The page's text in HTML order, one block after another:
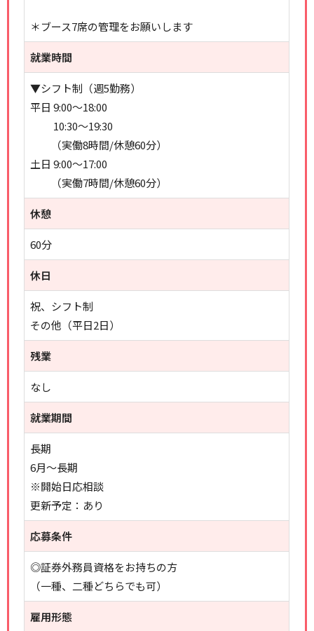
＊ブース7席の管理をお願いします
就業時間
▼シフト制（週5勤務）
平日 9:00～18:00
10:30～19:30
（実働8時間/休憩60分）
土日 9:00～17:00
（実働7時間/休憩60分）
休憩
60分
休日
祝、シフト制
その他（平日2日）
残業
なし
就業期間
長期
6月～長期
※開始日応相談
更新予定：あり
応募条件
◎証券外務員資格をお持ちの方
（一種、二種どちらでも可）
雇用形態